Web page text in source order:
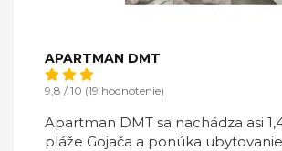
APARTMAN DMT
9,8 / 10 (19 hodnotenie)
Apartman DMT sa nachádza asi
pláže Gojača a ponúka